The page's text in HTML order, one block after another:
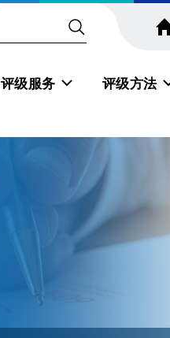
评级服务 评级方法